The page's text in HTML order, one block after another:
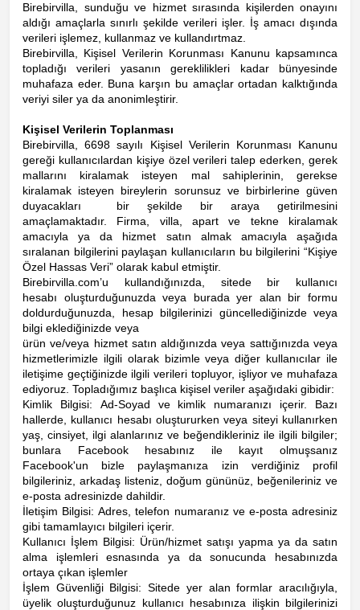
Birebirvilla, sunduğu ve hizmet sırasında kişilerden onayını
aldığı amaçlarla sınırlı şekilde verileri işler. İş amacı dışında
verileri işlemez, kullanmaz ve kullandırtmaz.
Birebirvilla, Kişisel Verilerin Korunması Kanunu kapsamınca
topladığı verileri yasanın gereklilikleri kadar bünyesinde
muhafaza eder. Buna karşın bu amaçlar ortadan kalktığında
veriyi siler ya da anonimleştirir.
Kişisel Verilerin Toplanması
Birebirvilla, 6698 sayılı Kişisel Verilerin Korunması Kanunu
gereği kullanıcılardan kişiye özel verileri talep ederken, gerek
mallarını kiralamak isteyen mal sahiplerinin, gerekse
kiralamak isteyen bireylerin sorunsuz ve birbirlerine güven
duyacakları bir şekilde bir araya getirilmesini
amaçlamaktadır. Firma, villa, apart ve tekne kiralamak
amacıyla ya da hizmet satın almak amacıyla aşağıda
sıralanan bilgilerini paylaşan kullanıcıların bu bilgilerini “Kişiye
Özel Hassas Veri” olarak kabul etmiştir.
Birebirvilla.com’u kullandığınızda, sitede bir kullanıcı
hesabı oluşturduğunuzda veya burada yer alan bir formu
doldurduğunuzda, hesap bilgilerinizi güncellediğinizde veya
bilgi eklediğinizde veya
ürün ve/veya hizmet satın aldığınızda veya sattığınızda veya
hizmetlerimizle ilgili olarak bizimle veya diğer kullanıcılar ile
iletişime geçtiğinizde ilgili verileri topluyor, işliyor ve muhafaza
ediyoruz. Topladığımız başlıca kişisel veriler aşağıdaki gibidir:
Kimlik Bilgisi: Ad-Soyad ve kimlik numaranızı içerir. Bazı
hallerde, kullanıcı hesabı oluştururken veya siteyi kullanırken
yaş, cinsiyet, ilgi alanlarınız ve beğendikleriniz ile ilgili bilgiler;
bunlara Facebook hesabınız ile kayıt olmuşsanız
Facebook'un bizle paylaşmanıza izin verdiğiniz profil
bilgileriniz, arkadaş listeniz, doğum gününüz, beğenileriniz ve
e-posta adresinizde dahildir.
İletişim Bilgisi: Adres, telefon numaranız ve e-posta adresiniz
gibi tamamlayıcı bilgileri içerir.
Kullanıcı İşlem Bilgisi: Ürün/hizmet satışı yapma ya da satın
alma işlemleri esnasında ya da sonucunda hesabınızda
ortaya çıkan işlemler
İşlem Güvenliği Bilgisi: Sitede yer alan formlar aracılığıyla,
üyelik oluşturduğunuz kullanıcı hesabınıza ilişkin bilgilerinizi